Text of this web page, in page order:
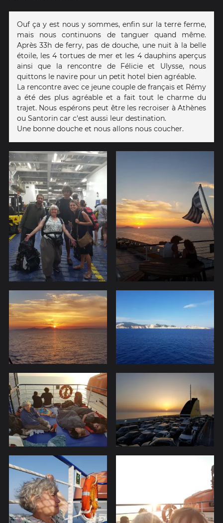
Ouf ça y est nous y sommes, enfin sur la terre ferme,
mais nous continuons de tanguer quand même.
Après 33h de ferry, pas de douche, une nuit à la belle
étoile, les 4 tortues de mer et les 4 dauphins aperçus
ainsi que la rencontre de Félicie et Ulysse, nous
quittons le navire pour un petit hotel bien agréable.
La rencontre avec ce jeune couple de français et Rémy
a été des plus agréable et a fait tout le charme du
trajet. Nous espérons peut être les recroiser à Athènes
ou Santorin car c'est aussi leur destination.
Une bonne douche et nous allons nous coucher.